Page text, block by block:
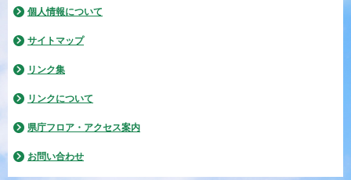
個人情報について
サイトマップ
リンク集
リンクについて
県庁フロア・アクセス案内
お問い合わせ